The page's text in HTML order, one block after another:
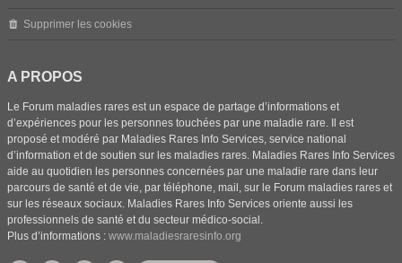
Supprimer les cookies
A PROPOS
Le Forum maladies rares est un espace de partage d’informations et
d’expériences pour les personnes touchées par une maladie rare. Il est
proposé et modéré par Maladies Rares Info Services, service national
d’information et de soutien sur les maladies rares. Maladies Rares Info Services
aide au quotidien les personnes concernées par une maladie rare dans leur
parcours de santé et de vie, par téléphone, mail, sur le Forum maladies rares et
sur les réseaux sociaux. Maladies Rares Info Services oriente aussi les
professionnels de santé et du secteur médico-social.
Plus d’informations : www.maladiesraresinfo.org